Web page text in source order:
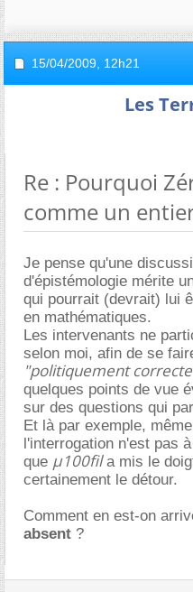
15/04/2009, 12h21
Les
Re : Pourquoi
comme un
Je pense qu'une
d'épistémologie mérite
qui pourrait (devrait) lui
en mathématiques.
Les intervenants ne
selon moi, afin de se
"politiquement
quelques points de vue
sur des questions qui
Et là par exemple,
l'interrogation n'est pas
que µ100fila mis le
certainement le détour.
Comment en est-on
absent ?